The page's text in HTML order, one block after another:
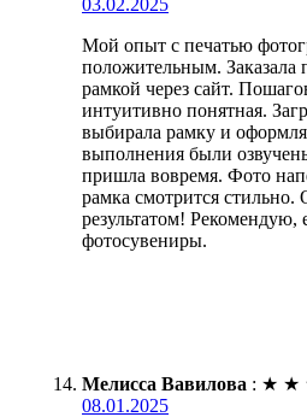
Мой опыт с печатью
положительным. Заказала
рамкой через сайт.
интуитивно понятная.
выбирала рамку и
выполнения были
пришла вовремя. Фото
рамка смотрится стильно.
результатом!
фотосувениры.
Мелисса Вавилова : ★ ★
08.01.2025